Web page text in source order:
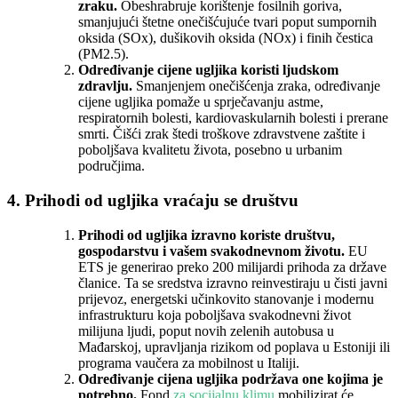
zraku. Obeshrabruje korištenje fosilnih goriva,
smanjujući štetne onečišćujuće tvari poput sumpornih
oksida (SOx), dušikovih oksida (NOx) i finih čestica
(PM2.5).
Određivanje cijene ugljika koristi ljudskom
zdravlju. Smanjenjem onečišćenja zraka, određivanje
cijene ugljika pomaže u sprječavanju astme,
respiratornih bolesti, kardiovaskularnih bolesti i prerane
smrti. Čišći zrak štedi troškove zdravstvene zaštite i
poboljšava kvalitetu života, posebno u urbanim
područjima.
4. Prihodi od ugljika vraćaju se društvu
Prihodi od ugljika izravno koriste društvu,
gospodarstvu i vašem svakodnevnom životu. EU
ETS je generirao preko 200 milijardi prihoda za države
članice. Ta se sredstva izravno reinvestiraju u čisti javni
prijevoz, energetski učinkovito stanovanje i modernu
infrastrukturu koja poboljšava svakodnevni život
milijuna ljudi, poput novih zelenih autobusa u
Mađarskoj, upravljanja rizikom od poplava u Estoniji ili
programa vaučera za mobilnost u Italiji.
Određivanje cijena ugljika podržava one kojima je
potrebno. Fond za socijalnu klimu mobilizirat će